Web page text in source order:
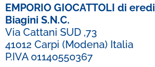
EMPORIO GIOCATTOLI di eredi
Biagini S.N.C.
Via Cattani SUD ,73
41012 Carpi (Modena) Italia
P.IVA 01140550367